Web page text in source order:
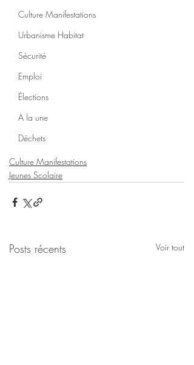
Culture Manifestations
Urbanisme Habitat
Sécurité
Emploi
Élections
A la une
Déchets
Culture Manifestations
Jeunes Scolaire
Posts récents Voir tout